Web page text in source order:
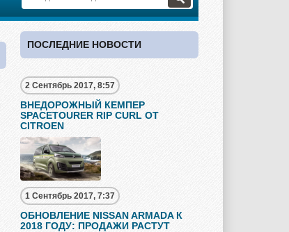
ПОСЛЕДНИЕ НОВОСТИ
2 Сентябрь 2017, 8:57
ВНЕДОРОЖНЫЙ КЕМПЕР
SPACETOURER RIP CURL ОТ
CITROEN
1 Сентябрь 2017, 7:37
ОБНОВЛЕНИЕ NISSAN ARMADA К
2018 ГОДУ: ПРОДАЖИ РАСТУТ